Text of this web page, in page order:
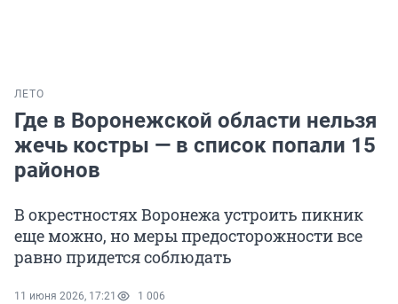
ЛЕТО
Где в Воронежской области нельзя
жечь костры — в список попали 15
районов
В окрестностях Воронежа устроить пикник
еще можно, но меры предосторожности все
равно придется соблюдать
11 июня 2026, 17:21 1 006